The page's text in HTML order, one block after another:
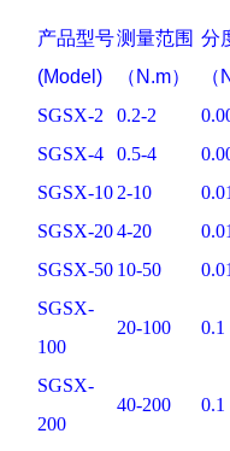
产品型号
(Model)
测量范围
（N.m）
分
SGSX-2
0.2-2
SGSX-4
0.5-4
SGSX-10 2-10
SGSX-204-20
SGSX-50 10-50
SGSX-
100
20-100 0.1
SGSX-
200
40-200 0.1